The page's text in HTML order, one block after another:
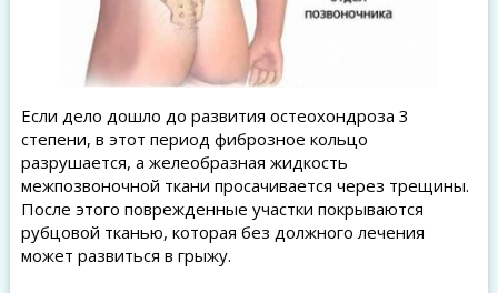
Если дело дошло до развития остеохондроза 3
степени, в этот период фиброзное кольцо
разрушается, а желеобразная жидкость
межпозвоночной ткани просачивается через трещины.
После этого поврежденные участки покрываются
рубцовой тканью, которая без должного лечения
может развиться в грыжу.